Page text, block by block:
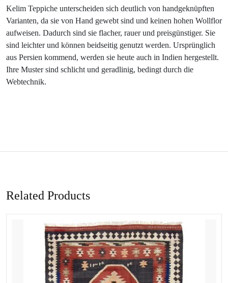
Kelim Teppiche unterscheiden sich deutlich von handgeknüpften
Varianten, da sie von Hand gewebt sind und keinen hohen Wollflor
aufweisen. Dadurch sind sie flacher, rauer und preisgünstiger. Sie
sind leichter und können beidseitig genutzt werden. Ursprünglich
aus Persien kommend, werden sie heute auch in Indien hergestellt.
Ihre Muster sind schlicht und geradlinig, bedingt durch die
Webtechnik.
Related Products